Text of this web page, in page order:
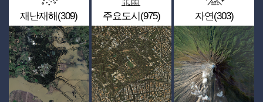
재난재해(309) 주요도시(975) 자연(303)